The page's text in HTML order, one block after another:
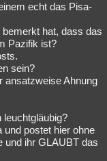
echt das Pisa-
hat, dass das
Pazifik ist?
sein?
ansatzweise Ahnung
leuchtgläubig?
postet hier ohne
und ihr GLAUBT das